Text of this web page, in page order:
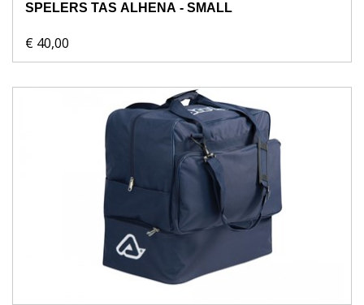
SPELERS TAS ALHENA - SMALL
€ 40,00